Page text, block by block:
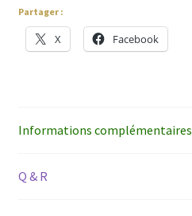
Partager :
X Facebook
Informations complémentaires
Q & R